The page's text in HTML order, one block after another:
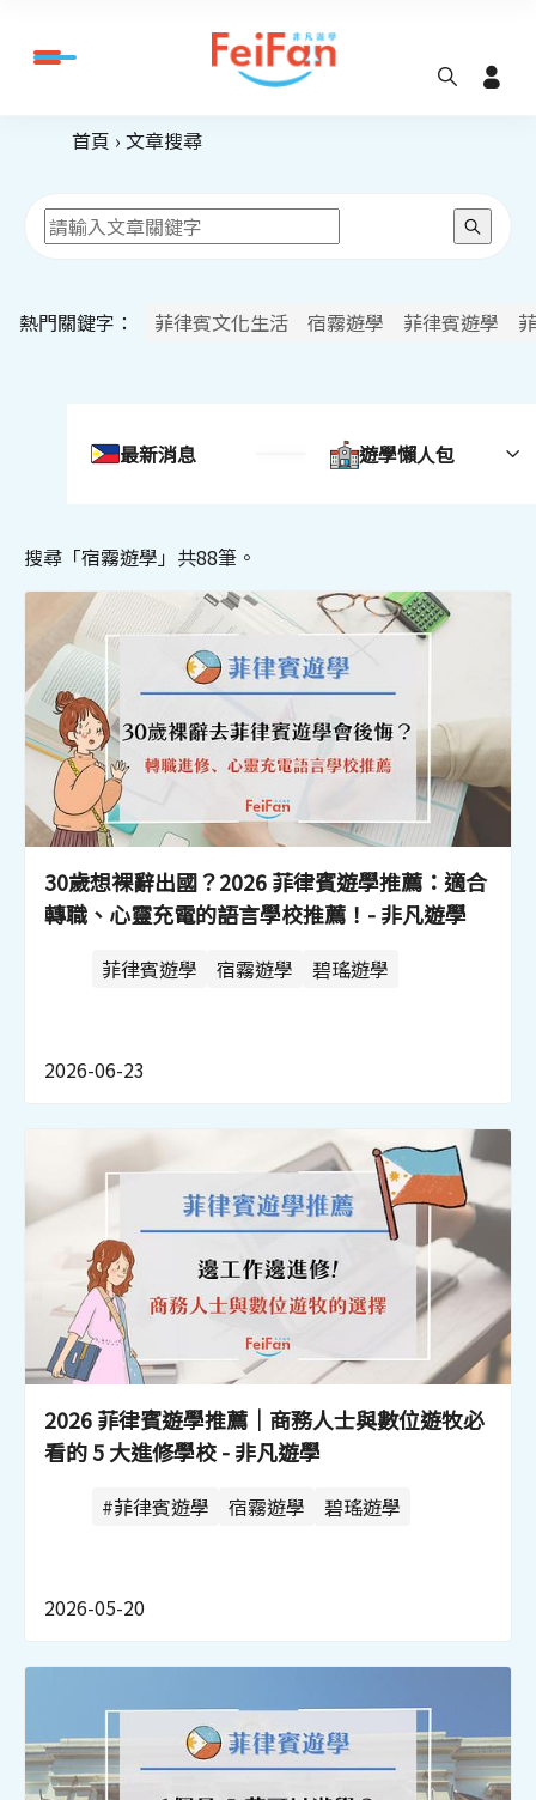
首頁 文章搜尋
熱門關鍵字： 菲律賓文化生活 宿霧遊學 菲律賓遊學
最新消息 遊學懶人包
搜尋「宿霧遊學」共88筆。
30歲想裸辭出國？2026 菲律賓遊學推薦：適合
轉職、心靈充電的語言學校推薦！- 非凡遊學
菲律賓遊學 宿霧遊學 碧瑤遊學
2026-06-23
2026 菲律賓遊學推薦｜商務人士與數位遊牧必
看的 5 大進修學校 - 非凡遊學
#菲律賓遊學 宿霧遊學 碧瑤遊學
2026-05-20